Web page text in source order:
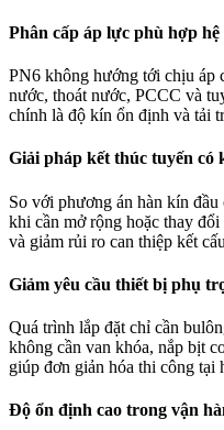
Phân cấp áp lực phù hợp
PN6 không hướng tới chịu áp
nước, thoát nước, PCCC và
chính là độ kín ổn định và tải
Giải pháp kết thúc tuyến có
So với phương án hàn kín
khi cần mở rộng hoặc thay
và giảm rủi ro can thiệp kết
Giảm yêu cầu thiết bị phụ
Quá trình lắp đặt chỉ cần
không cần van khóa, nắp bịt
giúp đơn giản hóa thi công tại
Độ ổn định cao trong vận